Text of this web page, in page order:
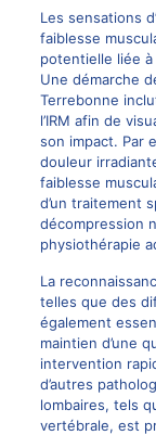
Les sensations
faiblesse
potentielle liée
Une démarche
Terrebonne
l’IRM afin de
son impact. Par
douleur
faiblesse
d’un traitement
décompression
physiothérapie
La
telles que des
également
maintien d’une
intervention
d’autres
lombaires, tels
vertébrale, est